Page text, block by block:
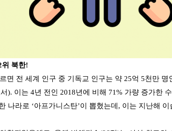
북한!
면 전 세계 인구 중 기독교 인구는 약 25억 5천만
). 이는 4년 전인 2018년에 비해 71% 가량 증가한
나라로 ‘아프가니스탄’이 뽑혔는데, 이는 지난해